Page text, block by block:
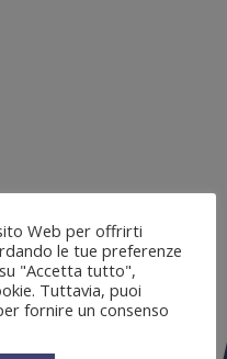
Web per offrirti
le tue preferenze
"Accetta tutto",
Tuttavia, puoi
fornire un consenso